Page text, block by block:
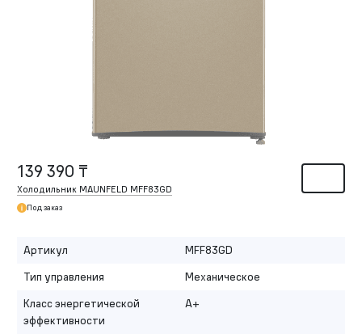
139 390 ₸
Холодильник MAUNFELD MFF83GD
Под заказ
Артикул
MFF83GD
Тип управления
Механическое
Класс энергетической
эффективности
A+